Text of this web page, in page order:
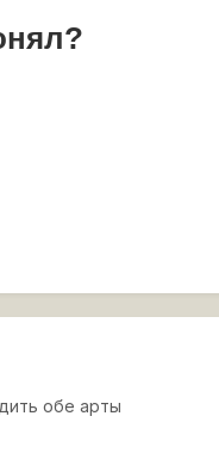
обе арты